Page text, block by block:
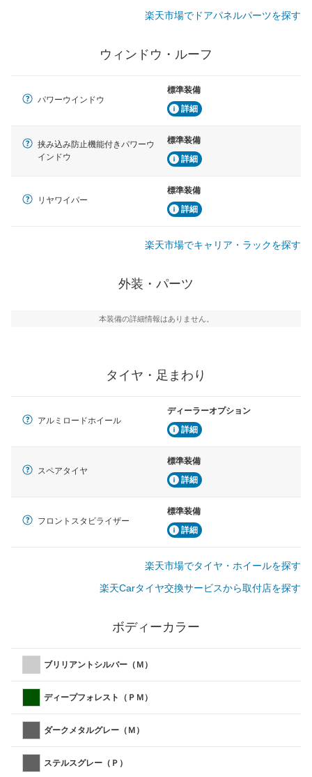
楽天市場でドアパネルパーツを探す
ウィンドウ・ルーフ
パワーウインドウ
標準装備
詳細
挟み込み防止機能付きパワーウ
インドウ
標準装備
詳細
リヤワイパー
標準装備
詳細
楽天市場でキャリア・ラックを探す
外装・パーツ
本装備の詳細情報はありません。
タイヤ・足まわり
アルミロードホイール
ディーラーオプション
詳細
スペアタイヤ
標準装備
詳細
フロントスタビライザー
標準装備
詳細
楽天市場でタイヤ・ホイールを探す
楽天Carタイヤ交換サービスから取付店を探す
ボディーカラー
ブリリアントシルバー（Ｍ）
ディープフォレスト（ＰＭ）
ダークメタルグレー（Ｍ）
ステルスグレー（Ｐ）